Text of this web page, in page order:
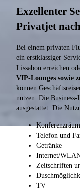
Exzellenter
Privatjet
Bei einem privaten
ein erstklassiger
Lissabon erreichen
VIP-Lounges sowie
können
nutzen. Die
ausgestattet. Die
Telefon und
Getränke
Internet/
Zeitschriften
TV